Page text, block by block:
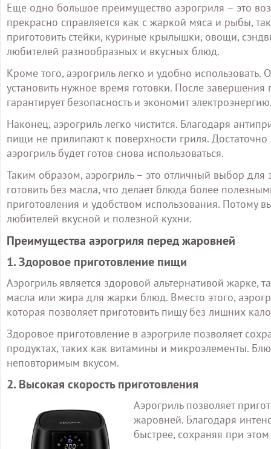
Еще одно большое преимущество аэрогриля – это
прекрасно справляется как с жаркой мяса и рыбы,
приготовить стейки, куриные крылышки, овощи,
любителей разнообразных и вкусных блюд.
Кроме того, аэрогриль легко и удобно
установить нужное время готовки. После завершения
гарантирует безопасность и экономит
Наконец, аэрогриль легко чистится. Благодаря
пищи не прилипают к поверхности гриля.
аэрогриль будет готов снова использоваться.
Таким образом, аэрогриль – это отличный выбор
готовить без масла, что делает блюда более
приготовления и удобством использования. Потому
любителей вкусной и полезной кухни.
Преимущества аэрогриля перед жаровней
1. Здоровое приготовление пищи
Аэрогриль является здоровой альтернативой жарке,
масла или жира для жарки блюд. Вместо этого,
которая позволяет приготовить пищу без лишних
Здоровое приготовление в аэрогриле позволяет
продуктах, таких как витамины и микроэлементы.
неповторимым вкусом.
2. Высокая скорость приготовления
Аэрогриль позволяет
жаровней. Благодаря
быстрее, сохраняя при